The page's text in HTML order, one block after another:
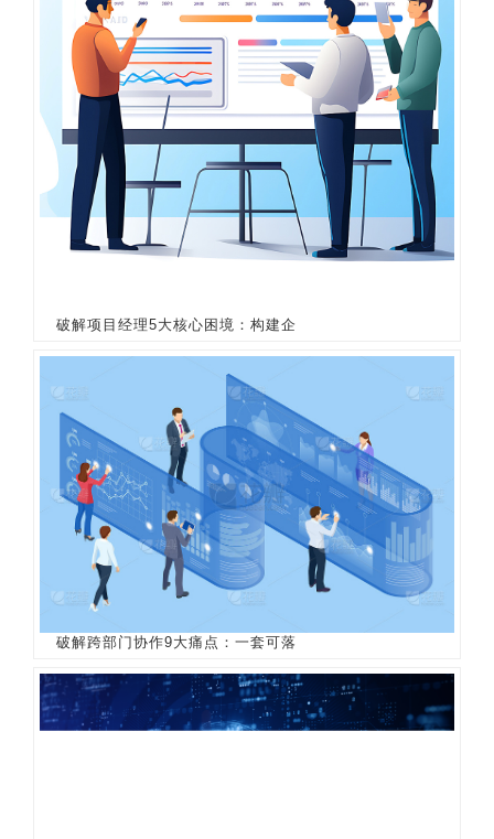
破解项目经理5大核心困境：构建企
破解跨部门协作9大痛点：一套可落